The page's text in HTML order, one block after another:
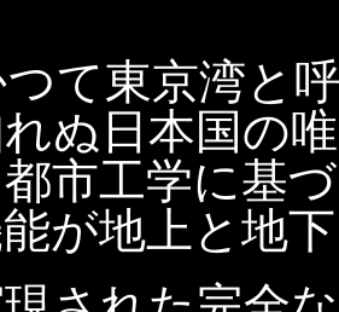
て東京湾と
ぬ日本国の
市工学に基
が地上と地